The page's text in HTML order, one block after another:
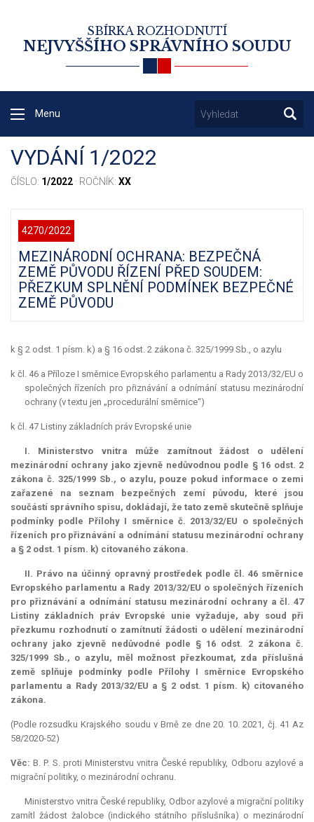
SBÍRKA ROZHODNUTÍ
NEJVYŠŠÍHO SPRÁVNÍHO SOUDU
Menu
VYDÁNÍ 1/2022
ČÍSLO: 1/2022 · ROČNÍK: XX
4270/2022
MEZINÁRODNÍ OCHRANA: BEZPEČNÁ
ZEMĚ PŮVODU ŘÍZENÍ PŘED SOUDEM:
PŘEZKUM SPLNĚNÍ PODMÍNEK BEZPEČNÉ
ZEMĚ PŮVODU
k § 2 odst. 1 písm. k) a § 16 odst. 2 zákona č. 325/1999 Sb., o azylu
k čl. 46 a Příloze I směrnice Evropského parlamentu a Rady 2013/32/EU o
společných řízeních pro přiznávání a odnímání statusu mezinárodní
ochrany (v textu jen „procedurální směrnice“)
k čl. 47 Listiny základních práv Evropské unie
I. Ministerstvo vnitra může zamítnout žádost o udělení
mezinárodní ochrany jako zjevně nedůvodnou podle § 16 odst. 2
zákona č. 325/1999 Sb., o azylu, pouze pokud informace o zemi
zařazené na seznam bezpečných zemí původu, které jsou
součástí správního spisu, dokládají, že tato země skutečně splňuje
podmínky podle Přílohy I směrnice č. 2013/32/EU o společných
řízeních pro přiznávání a odnímání statusu mezinárodní ochrany
a § 2 odst. 1 písm. k) citovaného zákona.
II. Právo na účinný opravný prostředek podle čl. 46 směrnice
Evropského parlamentu a Rady 2013/32/EU o společných řízeních
pro přiznávání a odnímání statusu mezinárodní ochrany a čl. 47
Listiny základních práv Evropské unie vyžaduje, aby soud při
přezkumu rozhodnutí o zamítnutí žádosti o udělení mezinárodní
ochrany jako zjevně nedůvodné podle § 16 odst. 2 zákona č.
325/1999 Sb., o azylu, měl možnost přezkoumat, zda příslušná
země splňuje podmínky podle Přílohy I směrnice Evropského
parlamentu a Rady 2013/32/EU a § 2 odst. 1 písm. k) citovaného
zákona.
(Podle rozsudku Krajského soudu v Brně ze dne 20. 10. 2021, čj. 41 Az
58/2020-52)
Věc: B. P. S. proti Ministerstvu vnitra České republiky, Odboru azylové a
migrační politiky, o mezinárodní ochranu.
Ministerstvo vnitra České republiky, Odbor azylové a migrační politiky
zamítl žádost žalobce (indického státního příslušníka) o mezinárodní